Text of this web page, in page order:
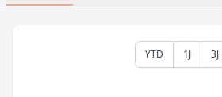
YTD 1J 3J